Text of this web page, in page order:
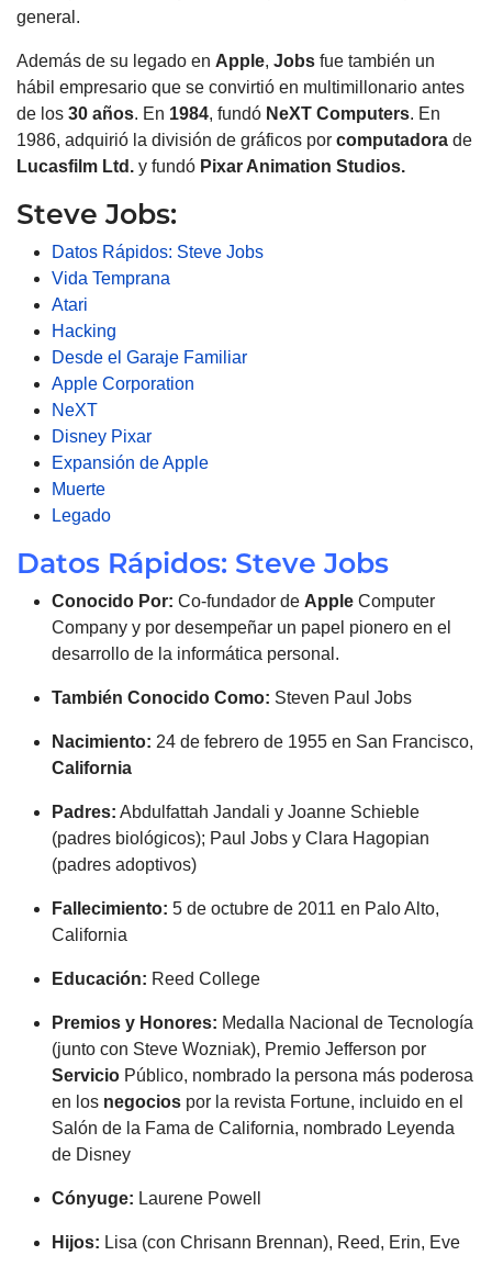
general.
Además de su legado en Apple, Jobs fue también un
hábil empresario que se convirtió en multimillonario antes
de los 30 años. En 1984, fundó NeXT Computers. En
1986, adquirió la división de gráficos por computadora de
Lucasfilm Ltd. y fundó Pixar Animation Studios.
Steve Jobs:
Datos Rápidos: Steve Jobs
Vida Temprana
Atari
Hacking
Desde el Garaje Familiar
Apple Corporation
NeXT
Disney Pixar
Expansión de Apple
Muerte
Legado
Datos Rápidos: Steve Jobs
Conocido Por: Co-fundador de Apple Computer
Company y por desempeñar un papel pionero en el
desarrollo de la informática personal.
También Conocido Como: Steven Paul Jobs
Nacimiento: 24 de febrero de 1955 en San Francisco,
California
Padres: Abdulfattah Jandali y Joanne Schieble
(padres biológicos); Paul Jobs y Clara Hagopian
(padres adoptivos)
Fallecimiento: 5 de octubre de 2011 en Palo Alto,
California
Educación: Reed College
Premios y Honores: Medalla Nacional de Tecnología
(junto con Steve Wozniak), Premio Jefferson por
Servicio Público, nombrado la persona más poderosa
en los negocios por la revista Fortune, incluido en el
Salón de la Fama de California, nombrado Leyenda
de Disney
Cónyuge: Laurene Powell
Hijos: Lisa (con Chrisann Brennan), Reed, Erin, Eve